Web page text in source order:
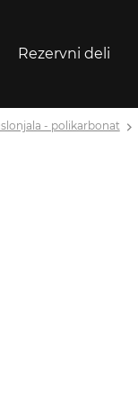
Rezervni deli
- polikarbonat